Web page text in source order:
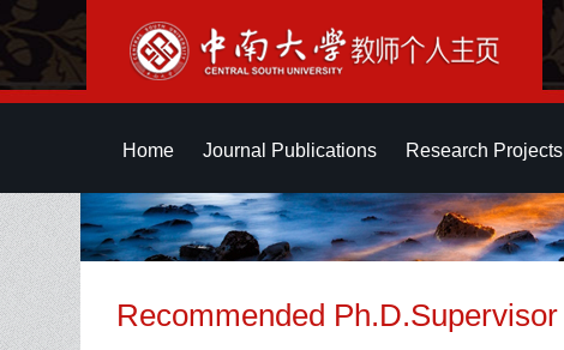
Home Journal Publications Research Projects
Recommended Ph.D.Supervisor